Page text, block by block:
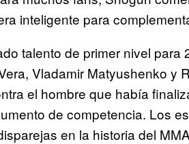
inteligente para
talento de primer nivel para
Vladamir Matyushenko y
el hombre que había
de competencia. Los
en la historia del